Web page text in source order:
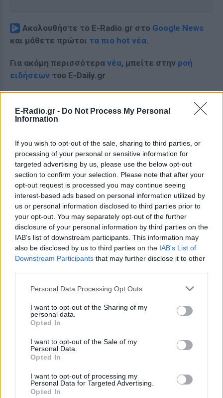
E-Radio.gr - Do Not Process My Personal
Information
If you wish to opt-out of the sale, sharing to third parties, or
processing of your personal or sensitive information for
targeted advertising by us, please use the below opt-out
section to confirm your selection. Please note that after your
opt-out request is processed you may continue seeing
interest-based ads based on personal information utilized by
us or personal information disclosed to third parties prior to
your opt-out. You may separately opt-out of the further
disclosure of your personal information by third parties on the
IAB’s list of downstream participants. This information may
also be disclosed by us to third parties on the IAB’s List of
Downstream Participants that may further disclose it to other
Personal Data Processing Opt Outs
I want to opt-out of the Sharing of my
personal data.
Opted In
I want to opt-out of the Sale of my
Personal Data.
Opted In
I want to opt-out of processing my
Personal Data for Targeted Advertising.
Opted In
Ακολουθήστε το E-Radio.gr στο Google News
και μάθετε πρώτοι τα πιο hot νέα.
Για ακόμη περισσότερα νέα, μπείτε στην ροή
ειδήσεων του E-Daily.gr
ΔΕΙΤΕ ΕΠΙΣΗΣ
ΣΤΗΝ ΙΔΙΑ ΚΑΤΗΓΟΡΙΑ